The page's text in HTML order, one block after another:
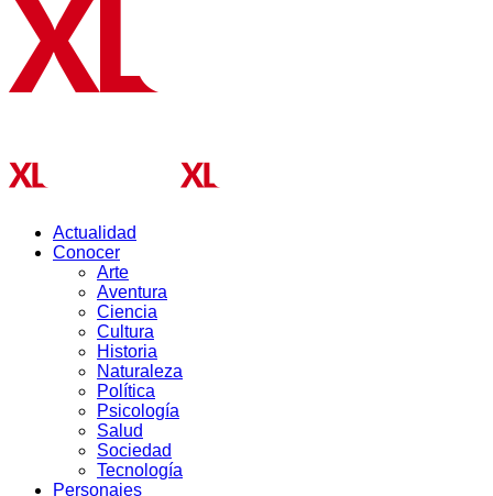
Actualidad
Conocer
Arte
Aventura
Ciencia
Cultura
Historia
Naturaleza
Política
Psicología
Salud
Sociedad
Tecnología
Personajes